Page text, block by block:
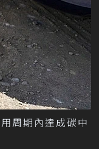
周期內達成碳中